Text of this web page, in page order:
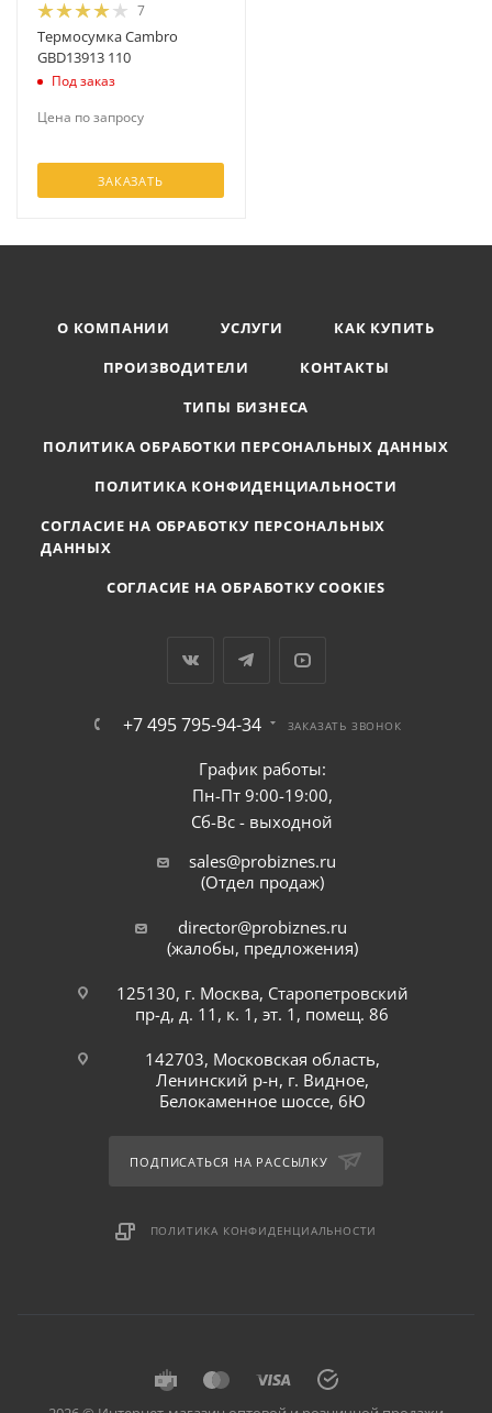
7
Термосумка Cambro
GBD13913 110
Под заказ
Цена по запросу
ЗАКАЗАТЬ
О КОМПАНИИ УСЛУГИ
КАК КУПИТЬ
ПРОИЗВОДИТЕЛИ
КОНТАКТЫ
ТИПЫ БИЗНЕСА
ПОЛИТИКА ОБРАБОТКИ ПЕРСОНАЛЬНЫХ ДАННЫХ
ПОЛИТИКА КОНФИДЕНЦИАЛЬНОСТИ
СОГЛАСИЕ НА ОБРАБОТКУ ПЕРСОНАЛЬНЫХ
ДАННЫХ
СОГЛАСИЕ НА ОБРАБОТКУ COOKIES
+7 495 795-94-34 ЗАКАЗАТЬ ЗВОНОК
График работы:
Пн-Пт 9:00-19:00,
Сб-Вс - выходной
sales@probiznes.ru
(Отдел продаж)
director@probiznes.ru
(жалобы, предложения)
125130, г. Москва, Старопетровский
пр-д, д. 11, к. 1, эт. 1, помещ. 86
142703, Московская область,
Ленинский р-н, г. Видное,
Белокаменное шоссе, 6Ю
ПОДПИСАТЬСЯ НА РАССЫЛКУ
ПОЛИТИКА КОНФИДЕНЦИАЛЬНОСТИ